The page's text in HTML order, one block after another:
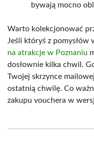
bywają mocno
Warto kolekcjonować
Jeśli któryś z pomysłów
na atrakcje w Poznaniu
dosłownie kilka chwil.
Twojej skrzynce
ostatnią chwilę. Co
zakupu vouchera w